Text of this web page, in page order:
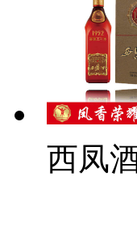
西凤